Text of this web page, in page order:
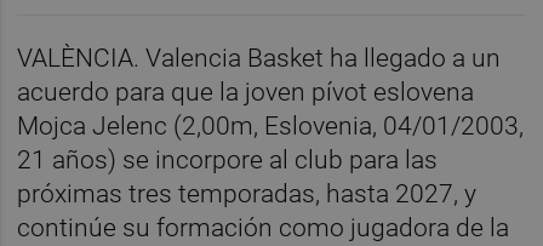
VALÈNCIA. Valencia Basket ha llegado a un
acuerdo para que la joven pívot eslovena
Mojca Jelenc (2,00m, Eslovenia, 04/01/2003,
21 años) se incorpore al club para las
próximas tres temporadas, hasta 2027, y
continúe su formación como jugadora de la